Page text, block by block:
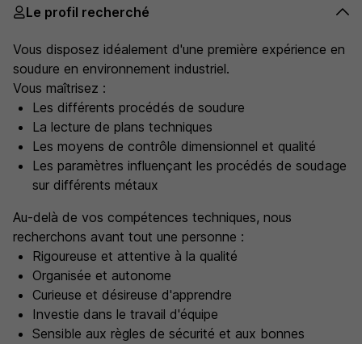
Le profil recherché
Vous disposez idéalement d'une première expérience en
soudure en environnement industriel.
Vous maîtrisez :
Les différents procédés de soudure
La lecture de plans techniques
Les moyens de contrôle dimensionnel et qualité
Les paramètres influençant les procédés de soudage
sur différents métaux
Au-delà de vos compétences techniques, nous
recherchons avant tout une personne :
Rigoureuse et attentive à la qualité
Organisée et autonome
Curieuse et désireuse d'apprendre
Investie dans le travail d'équipe
Sensible aux règles de sécurité et aux bonnes